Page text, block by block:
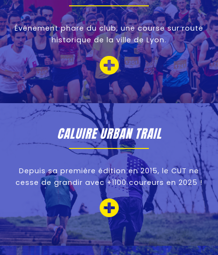
Événement phare du club, une course sur route
historique de la ville de Lyon.
CALUIRE URBAN TRAIL
Depuis sa première édition en 2015, le CUT ne
cesse de grandir avec +1100 coureurs en 2025 !